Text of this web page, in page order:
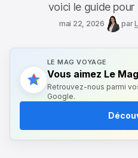
voici le guide
mai 22, 2026 par
LE MAG VOYAGE
Vous aimez Le
Retrouvez-nous parmi
Google.